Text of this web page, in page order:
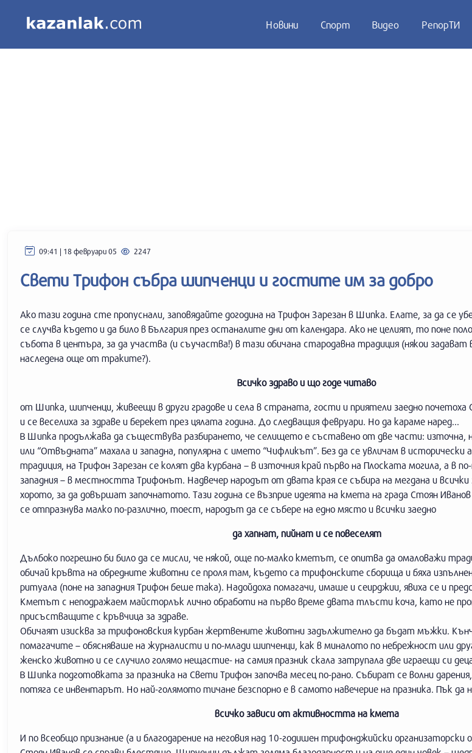
Новини Спорт Видео РепорТИ
09:41 | 18 февруари 05 2247
Свети Трифон събра шипченци и гостите им за добро
Ако тази година сте пропуснали, заповядайте догодина на Трифон Зарезан в Шипка. Елате, за да се
се случва където и да било в България през останалите дни от календара. Ако не целият, то поне
събота в центъра, за да участва (и съучаства!) в тази обичана стародавна традиция (някои задават
наследена още от траките?).
Всичко здраво и що годе читаво
от Шипка, шипченци, живеещи в други градове и села в страната, гости и приятели заедно почетоха
и се веселиха за здраве и берекет през цялата година. До следващия февруари. Но да караме наред...
В Шипка продължава да съществува разбирането, че селището е съставено от две части: източна,
или “Отвъдната” махала и западна, популярна с името “Чифликът”. Без да се увличам в исторически
традиция, на Трифон Зарезан се колят два курбана – в източния край първо на Плоската могила, а в
западния – в местността Трифонът. Надвечер народът от двата края се събира на мегдана и всички
хорото, за да довършат започнатото. Тази година се възприе идеята на кмета на града Стоян
се отпразнува малко по-различно, тоест, народът да се събере на едно място и всички заедно
да хапнат, пийнат и се повеселят
Дълбоко погрешно би било да се мисли, че някой, още по-малко кметът, се опитва да омаловажи
обичай кръвта на обредните животни се проля там, където са трифонските сборища и бяха
ритуала (поне на западния Трифон беше така). Надойдоха помагачи, имаше и сеирджии, явиха се и
Кметът с неподражаем майсторлък лично обработи на първо време двата тлъсти коча, като не
присъстващите с кръвчица за здраве.
Обичаят изисква за трифоновския курбан жертвените животни задължително да бъдат мъжки.
помагачите – обясняваше на журналисти и по-млади шипченци, как в миналото по небрежност или
женско животно и се случило голямо нещастие- на самия празник скала затрупала две играещи си
В Шипка подготовката за празника на Свети Трифон започва месец по-рано. Събират се волни
потяга се инвентарът. Но най-голямото тичане безспорно е в самото навечерие на празника. Пък да
всичко зависи от активността на кмета
И по всеобщо признание (а и благодарение на неговия над 10-годишен трифонджийски